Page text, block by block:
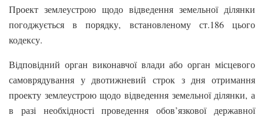
Проект землеустрою щодо відведення земельної ділянки
погоджується в порядку, встановленому ст.186 цього
кодексу.
Відповідний орган виконавчої влади або орган місцевого
самоврядування у двотижневий строк з дня отримання
проекту землеустрою щодо відведення земельної ділянки, а
в разі необхідності проведення обов’язкової державної